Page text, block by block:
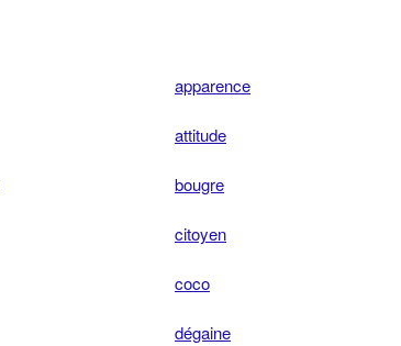
apparence
attitude
bougre
citoyen
coco
dégaine